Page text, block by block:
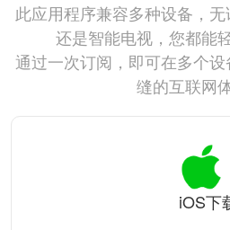
此应用程序兼容多种设备，
还是智能电视，您都能
通过一次订阅，即可在多个
缝的互联网体
iOS下